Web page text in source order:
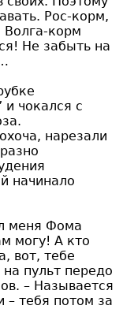
Рос-корм,
Волга-корм
Не забыть на
и чокался с
нарезали
начинало
меня Фома
могу! А кто
вот, тебе
пульт передо
– Называется
– тебя потом за